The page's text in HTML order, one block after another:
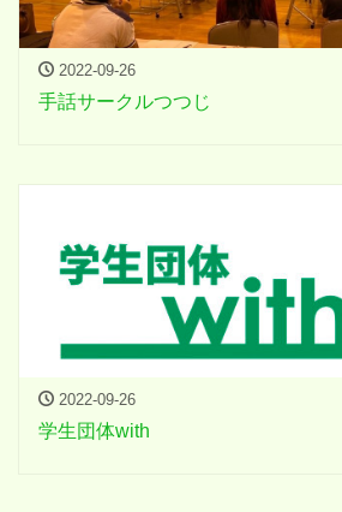
2022-09-26
手話サークルつつじ
2022-09-26
学生団体with